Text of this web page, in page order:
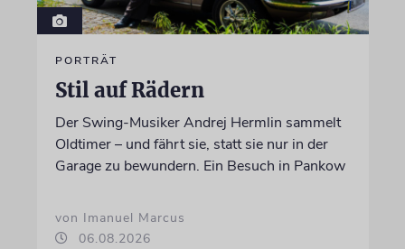
PORTRÄT
Stil auf Rädern
Der Swing-Musiker Andrej Hermlin sammelt
Oldtimer – und fährt sie, statt sie nur in der
Garage zu bewundern. Ein Besuch in Pankow
von Imanuel Marcus
06.08.2026